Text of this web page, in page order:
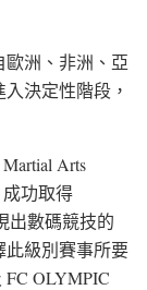
洲、非洲、亞
決定性階段，
Arts
功取得
出數碼競技的
此級別賽事所要
FC OLYMPIC